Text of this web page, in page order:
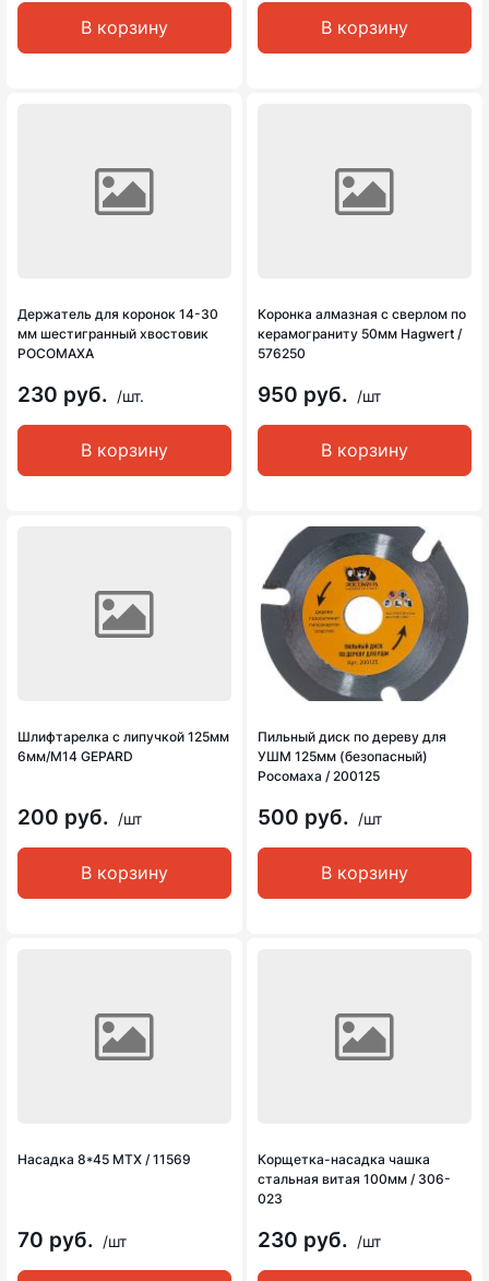
В корзину В корзину
Держатель для коронок 14-30
мм шестигранный хвостовик
РОСОМАХА
230 руб. /шт.
В корзину
Коронка алмазная с сверлом по
керамограниту 50мм Hagwert /
576250
950 руб. /шт
В корзину
Шлифтарелка с липучкой 125мм
6мм/М14 GEPARD
200 руб. /шт
В корзину
Пильный диск по дереву для
УШМ 125мм (безопасный)
Росомаха / 200125
500 руб. /шт
В корзину
Насадка 8*45 MTX / 11569
70 руб. /шт
Корщетка-насадка чашка
стальная витая 100мм / 306-
023
230 руб. /шт